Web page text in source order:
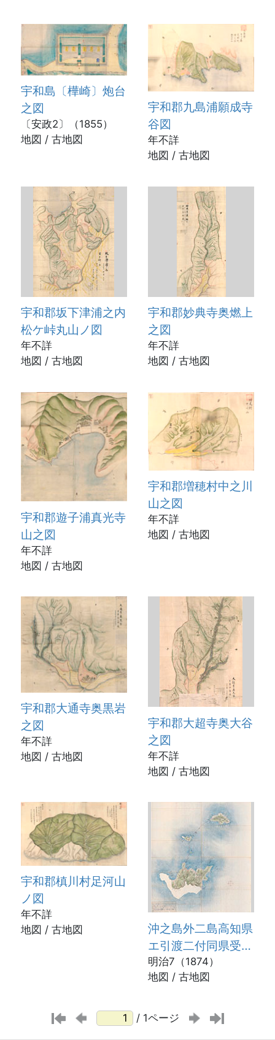
宇和島〔樺崎〕炮台
之図
〔安政2〕（1855）
地図 / 古地図
宇和郡九島浦願成寺
谷図
年不詳
地図 / 古地図
宇和郡坂下津浦之内
松ケ峠丸山ノ図
年不詳
地図 / 古地図
宇和郡妙典寺奥燃上
之図
年不詳
地図 / 古地図
宇和郡遊子浦真光寺
山之図
年不詳
地図 / 古地図
宇和郡増穂村中之川
山之図
年不詳
地図 / 古地図
宇和郡大通寺奥黒岩
之図
年不詳
地図 / 古地図
宇和郡大超寺奥大谷
之図
年不詳
地図 / 古地図
宇和郡槙川村足河山
ノ図
年不詳
地図 / 古地図
沖之島外二島高知県
エ引渡二付同県受取
証並全島絵図面
明治7（1874）
地図 / 古地図
/ 1ページ